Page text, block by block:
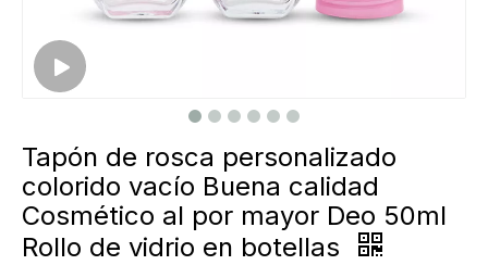
Tapón de rosca personalizado
colorido vacío Buena calidad
Cosmético al por mayor Deo 50ml
Rollo de vidrio en botellas